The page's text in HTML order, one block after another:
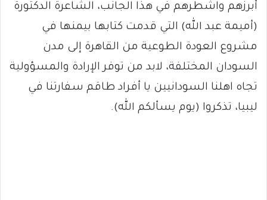
أبرزهم واشطرهم في هذا الجانب، الشاعرة الدكتورة
(أميمة عبد الله) التي قدمت كتابها بيمنها في
مشروع العودة الطوعية من القاهرة إلى مدن
السودان المختلفة، لابد من توفر الإرادة والمسؤولية
تجاه اهلنا السودانيين يا أفراد طاقم سفارتنا في
ليبيا، تذكروا (يوم يسألكم الله).